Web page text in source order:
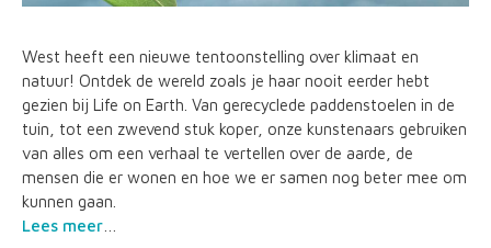
West heeft een nieuwe tentoonstelling over klimaat en
natuur! Ontdek de wereld zoals je haar nooit eerder hebt
gezien bij Life on Earth. Van gerecyclede paddenstoelen in de
tuin, tot een zwevend stuk koper, onze kunstenaars gebruiken
van alles om een verhaal te vertellen over de aarde, de
mensen die er wonen en hoe we er samen nog beter mee om
kunnen gaan.
Lees meer